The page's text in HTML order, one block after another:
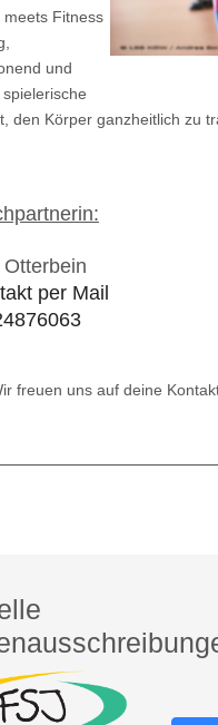
meets Fitness
und
den Körper ganzheitlich zu
per Mail
freuen uns auf deine